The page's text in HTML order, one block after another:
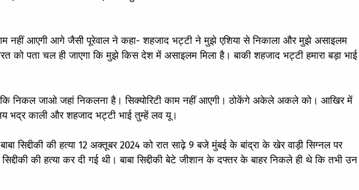
नहीं आएगी आगे जैसी पूरेवाल ने कहा- शहजाद भट्टी ने मुझे एशिया से निकाला और मुझे असाइलम
को पता चल ही जाएगा कि मुझे किस देश में असाइलम मिला है। बाकी शहजाद भट्टी हमारा बड़ा भाई
कि निकल जाओ जहां निकलना है। सिक्योरिटी काम नहीं आएगी। ठोकेंगे अकेले अकले को। आखिर में
भद्र काली और शहजाद भट्टी भाई तुम्हें लव यू।
सिद्दीकी की हत्या 12 अक्तूबर 2024 को रात साढ़े 9 बजे मुंबई के बांद्रा के खेर वाड़ी सिग्नल पर
सिद्दीकी की हत्या कर दी गई थी। बाबा सिद्दीकी बेटे जीशान के दफ्तर के बाहर निकले ही थे कि तभी उन